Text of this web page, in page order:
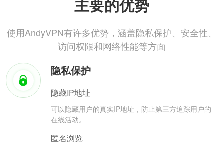
主要的优势
使用AndyVPN有许多优势，涵盖隐私保护、安全性、
访问权限和网络性能等方面
隐私保护
隐藏IP地址
可以隐藏用户的真实IP地址，防止第三方追踪用户的
在线活动。
匿名浏览